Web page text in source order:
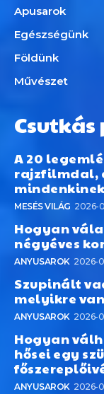
Apusarok
Egészségünk
Földünk
Művészet
A 20
rajzfilmdal,
MESÉS VILÁG 2026-
Hogyan
négyéves
ANYUSAROK 2026-
Szupinált
melyikre
ANYUSAROK 2026-
Hogyan
hősei egy
ANYUSAROK 2026-